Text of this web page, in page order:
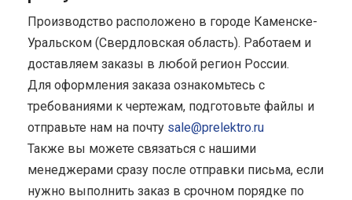
Производство расположено в городе Каменске-
Уральском (Свердловская область). Работаем и
доставляем заказы в любой регион России.
Для оформления заказа ознакомьтесь с
требованиями к чертежам, подготовьте файлы и
отправьте нам на почту sale@prelektro.ru
Также вы можете связаться с нашими
менеджерами сразу после отправки письма, если
нужно выполнить заказ в срочном порядке по